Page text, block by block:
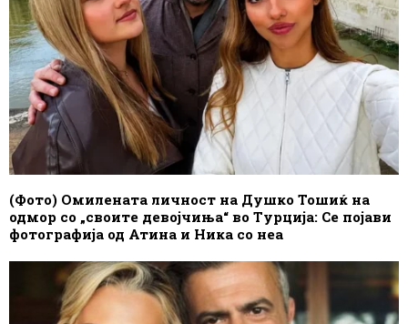
(Фото) Омилената личност на Душко Тошиќ на
одмор со „своите девојчиња“ во Турција: Се појави
фотографија од Атина и Ника со неа